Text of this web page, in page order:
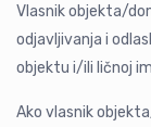
Vlasnik objekta/
odjavljivanja i
objektu i/ili ličnoj
Ako vlasnik